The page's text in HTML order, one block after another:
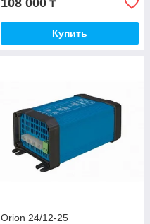
108 000 ₸
Купить
Orion 24/12-25